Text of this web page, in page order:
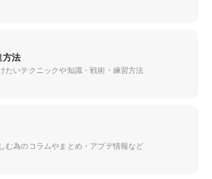
方法
たいテクニックや知識・戦術・練習方法
む為のコラムやまとめ・アプデ情報など